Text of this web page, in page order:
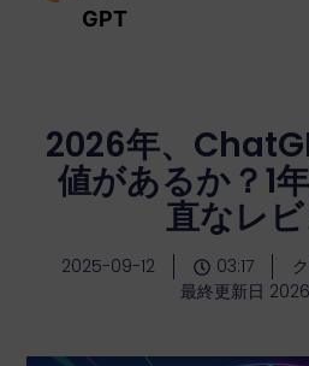
GPT
2026年、
値があるか？1
直なレ
2025-09-12 03:17
最終更新日